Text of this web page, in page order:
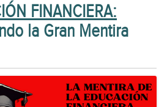
FINANCIERA:
la Gran Mentira